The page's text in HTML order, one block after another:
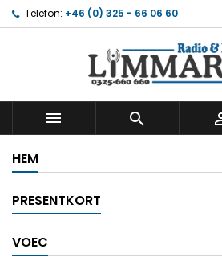
Telefon: +46 (0) 325 - 66 06 60
 
HEM
PRESENTKORT
VOEC